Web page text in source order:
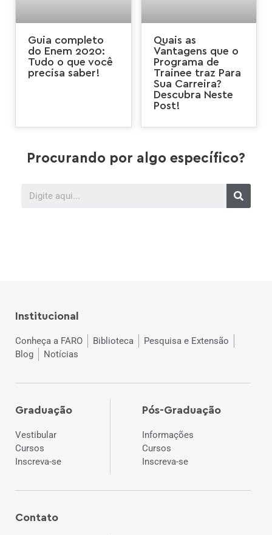
Guia completo
do Enem 2020:
Tudo o que você
precisa saber!
Quais as
Vantagens que o
Programa de
Trainee traz Para
Sua Carreira?
Descubra Neste
Post!
Procurando por algo específico?
Institucional
Conheça a FARO Biblioteca
Pesquisa e Extensão
Blog
Notícias
Graduação
Vestibular
Cursos
Inscreva-se
Pós-Graduação
Informações
Cursos
Inscreva-se
Contato